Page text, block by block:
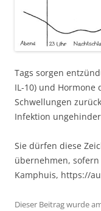
Tags sorgen
IL-10) und Hormone
Schwellungen
Infektion
Sie dürfen diese
übernehmen,
Kamphuis, https://
Dieser Beitrag wurde